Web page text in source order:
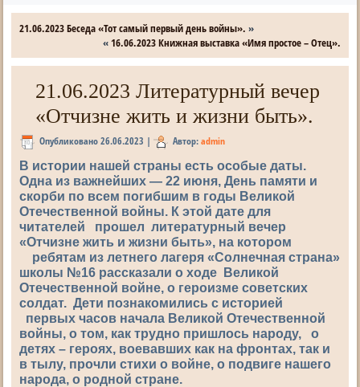
21.06.2023 Беседа «Тот самый первый день войны». »
«16.06.2023 Книжная выставка «Имя простое – Отец».
21.06.2023 Литературный вечер
«Отчизне жить и жизни быть».
Опубликовано 26.06.2023 | Автор: admin
В истории нашей страны есть особые даты.
Одна из важнейших — 22 июня, День памяти и
скорби по всем погибшим в годы Великой
Отечественной войны. К этой дате для
читателей прошел литературный вечер
«Отчизне жить и жизни быть», на котором
ребятам из летнего лагеря «Солнечная страна»
школы №16 рассказали о ходе Великой
Отечественной войне, о героизме советских
солдат. Дети познакомились с историей
первых часов начала Великой Отечественной
войны, о том, как трудно пришлось народу, о
детях – героях, воевавших как на фронтах, так и
в тылу, прочли стихи о войне, о подвиге нашего
народа, о родной стране.